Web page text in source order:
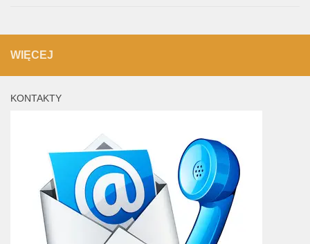
WIĘCEJ
KONTAKTY